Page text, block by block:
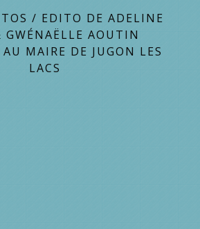
/ EDITO DE ADELINE
GWÉNAËLLE AOUTIN
MAIRE DE JUGON LES
LACS